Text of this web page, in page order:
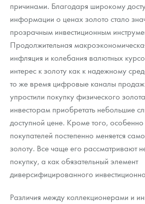
причинами. Благодаря широкому
информации о ценах золото стало
прозрачным инвестиционным
Продолжительная
инфляция и колебания валютных
интерес к золоту как к надежному
то же время цифровые каналы продаж
упростили покупку физического
инвесторам приобретать небольшие
доступной цене. Кроме того,
покупателей постепенно меняется
золоту. Все чаще его рассматривают
покупку, а как обязательный элемент
диверсифицированного
Различия между коллекционерами и